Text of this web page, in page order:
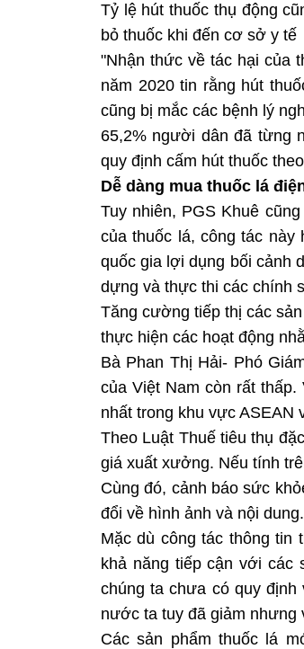
Tỷ lệ hút thuốc thụ động
bỏ thuốc khi đến cơ sở y
"Nhận thức về tác hại của
năm 2020 tin rằng hút
cũng bị mắc các bệnh lý
65,2% người dân đã từng
quy định cấm hút thuốc
Dễ dàng mua thuốc lá
Tuy nhiên, PGS Khuê
của thuốc lá, công tác này
quốc gia lợi dụng bối cảnh
dựng và thực thi các chính
Tăng cường tiếp thị các
thực hiện các hoạt động
Bà Phan Thị Hải- Phó
của Việt Nam còn rất
nhất trong khu vực ASEAN
Theo Luật Thuế tiêu thụ
giá xuất xưởng. Nếu tính
Cùng đó, cảnh báo sức
đổi về hình ảnh và nội dung.
Mặc dù công tác thông tin
khả năng tiếp cận với các
chúng ta chưa có quy
nước ta tuy đã giảm nhưng
Các sản phẩm thuốc lá